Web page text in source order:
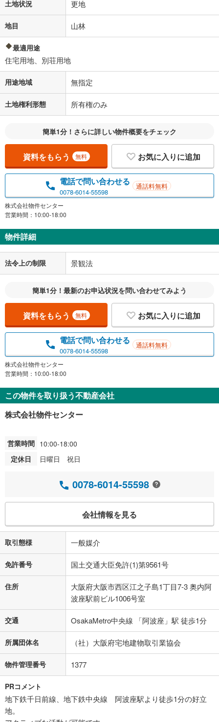
土地状況 更地
地目 山林
最適用途
住宅用地、別荘用地
用途地域 無指定
土地権利形態 所有権のみ
簡単1分！さらに詳しい物件概要をチェック
資料をもらう 無料 お気に入りに追加
電話で問い合わせる
0078-6014-55598
通話料無料
株式会社物件センター
営業時間：10:00-18:00
物件詳細
法令上の制限 景観法
簡単1分！最新のお申込状況を問い合わせてみよう
資料をもらう 無料 お気に入りに追加
電話で問い合わせる
0078-6014-55598
通話料無料
株式会社物件センター
営業時間：10:00-18:00
この物件を取り扱う不動産会社
株式会社物件センター
営業時間 10:00-18:00
定休日
日曜日 祝日
0078-6014-55598
会社情報を見る
取引態様 一般媒介
免許番号 国土交通大臣免許(1)第9561号
住所
大阪府大阪市西区江之子島1丁目7-3 奥内阿
波座駅前ビル1006号室
交通 OsakaMetro中央線 「阿波座」駅 徒歩1分
所属団体名 （社）大阪府宅地建物取引業協会
物件管理番号 1377
PRコメント
地下鉄千日前線、地下鉄中央線 阿波座駅より徒歩1分の好立
地。